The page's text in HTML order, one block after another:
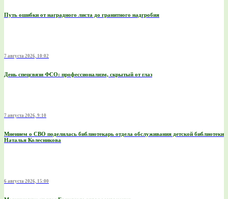
Путь ошибки от наградного листа до гранитного надгробия
7 августа 2026, 10:02
День спецсвязи ФСО: профессионализм, скрытый от глаз
7 августа 2026, 9:10
Мнением о СВО поделилась библиотекарь отдела обслуживания детской библиотеки
Наталья Колесникова
6 августа 2026, 15:00